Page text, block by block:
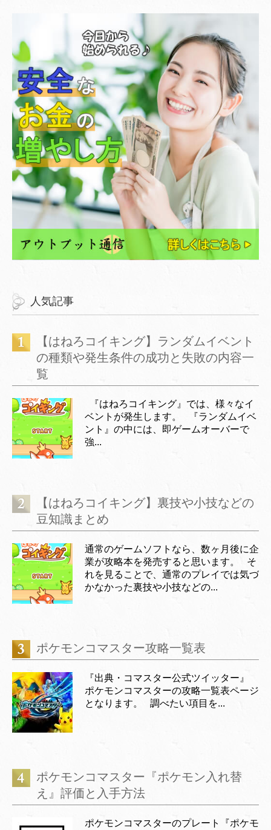
人気記事
【はねろコイキング】ランダムイベント
の種類や発生条件の成功と失敗の内容一
覧
『はねろコイキング』では、様々なイ
ベントが発生します。 『ランダムイベ
ント』の中には、即ゲームオーバーで
強...
【はねろコイキング】裏技や小技などの
豆知識まとめ
通常のゲームソフトなら、数ヶ月後に企
業が攻略本を発売すると思います。 そ
れを見ることで、通常のプレイでは気づ
かなかった裏技や小技などの...
ポケモンコマスター攻略一覧表
『出典・コマスター公式ツイッター』
ポケモンコマスターの攻略一覧表ページ
となります。 調べたい項目を...
ポケモンコマスター『ポケモン入れ替
え』評価と入手方法
ポケモンコマスターのプレート『ポケモ